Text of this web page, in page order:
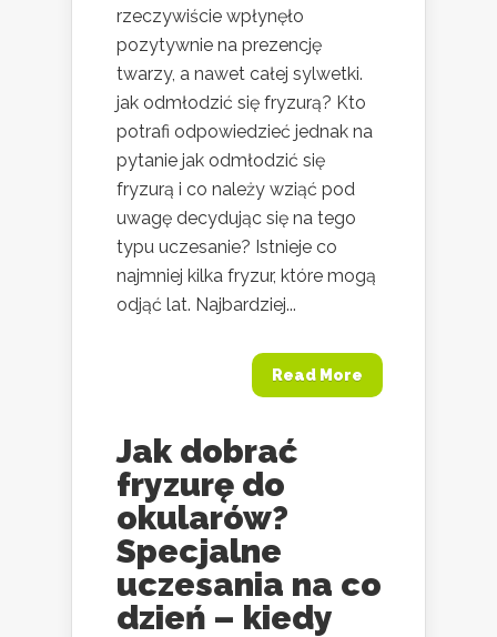
rzeczywiście wpłynęło
pozytywnie na prezencję
twarzy, a nawet całej sylwetki.
jak odmłodzić się fryzurą? Kto
potrafi odpowiedzieć jednak na
pytanie jak odmłodzić się
fryzurą i co należy wziąć pod
uwagę decydując się na tego
typu uczesanie? Istnieje co
najmniej kilka fryzur, które mogą
odjąć lat. Najbardziej...
Read More
Jak dobrać
fryzurę do
okularów?
Specjalne
uczesania na co
dzień – kiedy